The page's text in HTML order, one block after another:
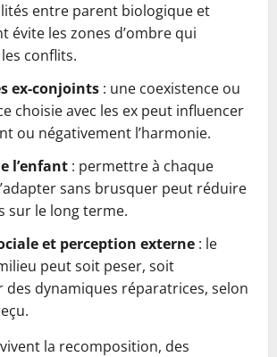
entre parent biologique et
évite les zones d’ombre qui
conflits.
ex-conjoints : une coexistence ou
choisie avec les ex peut influencer
ou négativement l’harmonie.
l’enfant : permettre à chaque
sans brusquer peut réduire
sur le long terme.
et perception externe : le
peut soit peser, soit
des dynamiques réparatrices, selon
la recomposition, des